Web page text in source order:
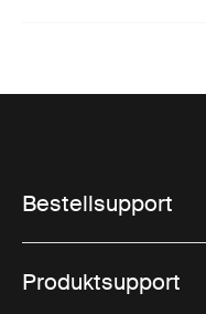
Bestellsupport
Produktsupport